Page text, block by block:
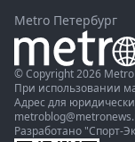
Metro Петербург
© Copyright 2026
При использовании
Адрес для
Разработано "Спорт-